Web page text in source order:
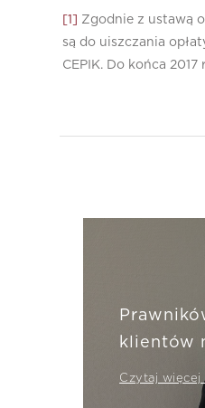
[1] Zgodnie z ustawą
są do uiszczania
CEPIK. Do końca
klientów
prawnej
Czytaj więcej